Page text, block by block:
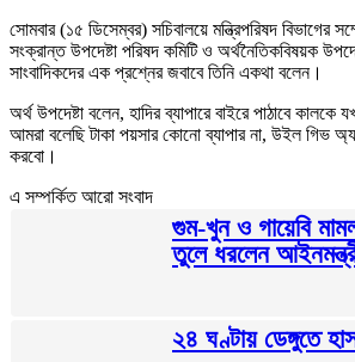
সোমবার (১৫ ডিসেম্বর) সচিবালয়ে মন্ত্রিপরিষদ বিভাগের
সংক্রান্ত উপদেষ্টা পরিষদ কমিটি ও অর্থনৈতিকবিষয়ক
সাংবাদিকদের এক প্রশ্নের জবাবে তিনি একথা বলেন।
অর্থ উপদেষ্টা বলেন, হাদির ব্যাপারে বাইরে পাঠাবে
আমরা বলেছি টাকা পয়সার কোনো ব্যাপার না, উইল গিভ
করবো।
এ সম্পর্কিত আরো সংবাদ
গুম-খুন ও গায়েবি
তুলে ধরলেন
২৪ ঘণ্টায় ডেঙ্গুতে